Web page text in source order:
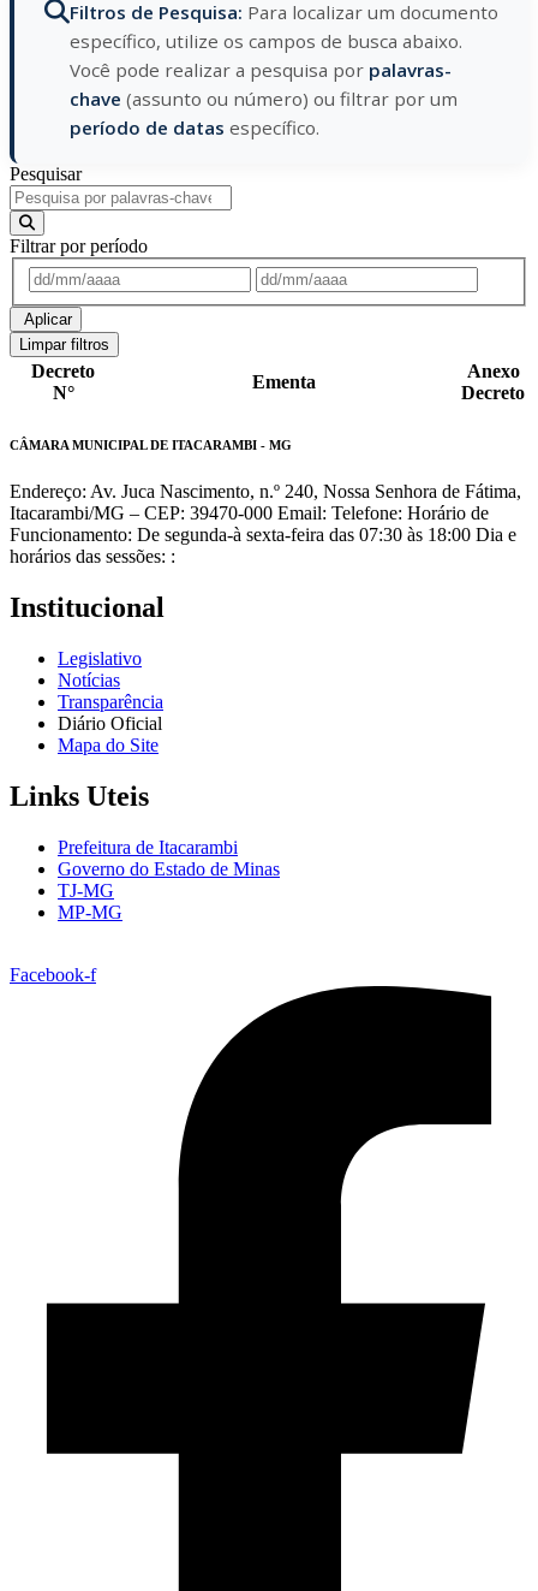
Filtros de Pesquisa: Para localizar um documento
específico, utilize os campos de busca abaixo.
Você pode realizar a pesquisa por palavras-
chave (assunto ou número) ou filtrar por um
período de datas específico.
Pesquisar
Filtrar por período
Aplicar
Limpar filtros
Decreto
N°
Ementa
Anexo
Decreto
CÂMARA MUNICIPAL DE ITACARAMBI - MG
Endereço: Av. Juca Nascimento, n.º 240, Nossa Senhora de Fátima,
Itacarambi/MG – CEP: 39470-000 Email: Telefone: Horário de
Funcionamento: De segunda-à sexta-feira das 07:30 às 18:00 Dia e
horários das sessões: :
Institucional
Legislativo
Notícias
Transparência
Diário Oficial
Mapa do Site
Links Uteis
Prefeitura de Itacarambi
Governo do Estado de Minas
TJ-MG
MP-MG
Facebook-f